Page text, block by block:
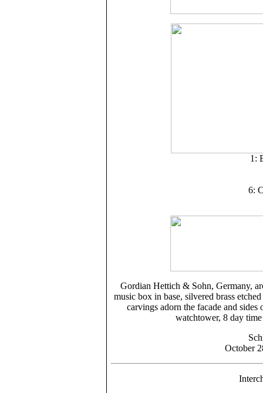
1:
6:
Gordian Hettich & Sohn, Germany,
music box in base, silvered brass
carvings adorn the facade and sides
watchtower, 8 day
October